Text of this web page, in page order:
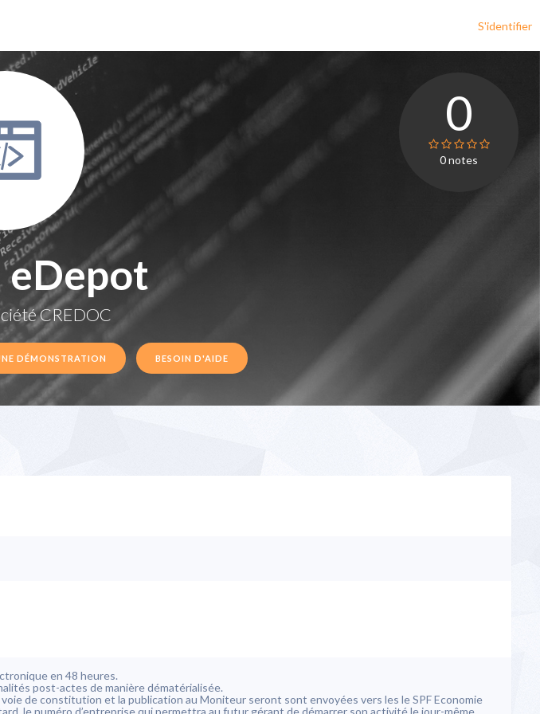
S'identifier
0
0notes
eDepot
CREDOC
DÉMONSTRATION BESOIN D'AIDE
en 48 heures.
post-actes de manière dématérialisée.
de constitution et la publication au Moniteur seront sont envoyées vers les le SPF Economie
le numéro d’entreprise qui permettra au futur gérant de démarrer son activité le jour-même.